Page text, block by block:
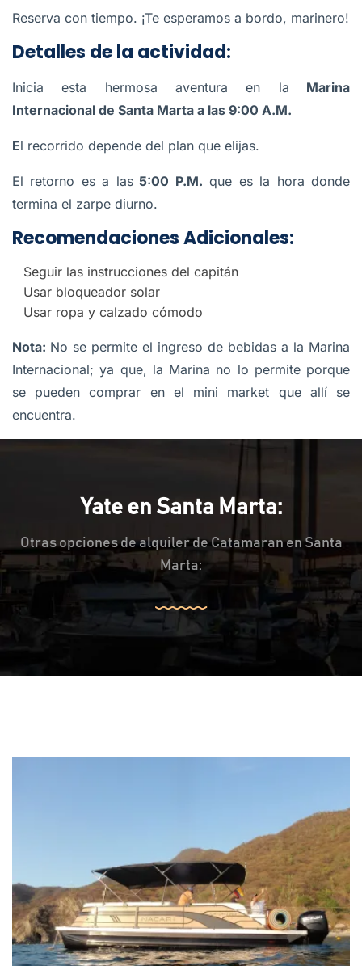
Reserva con tiempo. ¡Te esperamos a bordo, marinero!
Detalles de la actividad:
Inicia esta hermosa aventura en la Marina
Internacional de Santa Marta a las 9:00 A.M.
El recorrido depende del plan que elijas.
El retorno es a las5:00 P.M. que es la hora donde
termina el zarpe diurno.
Recomendaciones Adicionales:
Seguir las instrucciones del capitán
Usar bloqueador solar
Usar ropa y calzado cómodo
Nota: No se permite el ingreso de bebidas a la Marina
Internacional; ya que, la Marina no lo permite porque
se pueden comprar en el mini market que allí se
encuentra.
Yate en Santa Marta:
Otras opciones de alquiler de Catamaran en Santa
Marta: